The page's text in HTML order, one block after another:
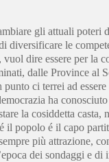
gli attuali poteri
diversificare le
dire essere per la
dalle Province al
ci terrei ad
ha
la cosiddetta
il popolo é il capo
più attrazione,
dei sondaggi e